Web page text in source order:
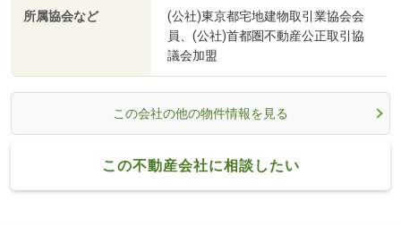
所属協会など
(公社)東京都宅地建物取引業協会会
員、(公社)首都圏不動産公正取引協
議会加盟
この会社の他の物件情報を見る
この不動産会社に相談したい